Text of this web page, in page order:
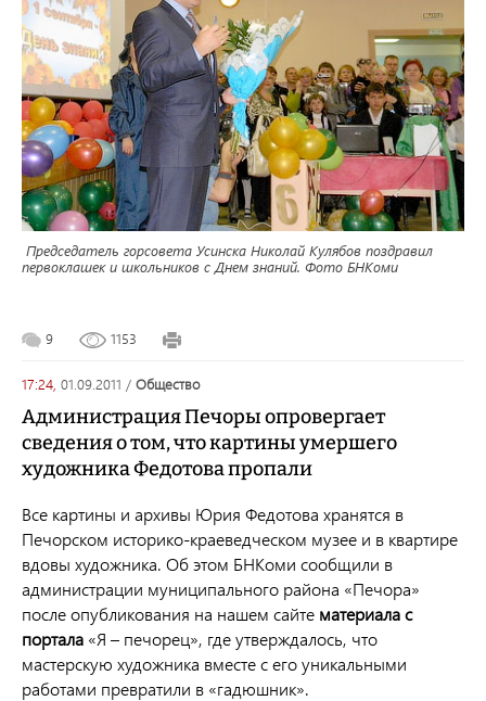
Председатель горсовета Усинска Николай Кулябов поздравил
первоклашек и школьников с Днем знаний. Фото БНКоми
9 1153
17:24, 01.09.2011 / общество
Администрация Печоры опровергает
сведения о том, что картины умершего
художника Федотова пропали
Все картины и архивы Юрия Федотова хранятся в
Печорском историко-краеведческом музее и в квартире
вдовы художника. Об этом БНКоми сообщили в
администрации муниципального района «Печора»
после опубликования на нашем сайте материала с
портала «Я – печорец», где утверждалось, что
мастерскую художника вместе с его уникальными
работами превратили в «гадюшник».